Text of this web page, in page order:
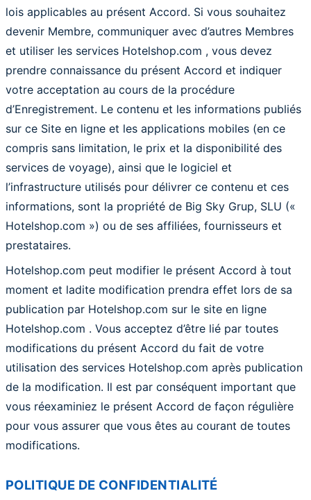
lois applicables au présent Accord. Si vous souhaitez
devenir Membre, communiquer avec d’autres Membres
et utiliser les services Hotelshop.com , vous devez
prendre connaissance du présent Accord et indiquer
votre acceptation au cours de la procédure
d’Enregistrement. Le contenu et les informations publiés
sur ce Site en ligne et les applications mobiles (en ce
compris sans limitation, le prix et la disponibilité des
services de voyage), ainsi que le logiciel et
l’infrastructure utilisés pour délivrer ce contenu et ces
informations, sont la propriété de Big Sky Grup, SLU («
Hotelshop.com ») ou de ses affiliées, fournisseurs et
prestataires.
Hotelshop.com peut modifier le présent Accord à tout
moment et ladite modification prendra effet lors de sa
publication par Hotelshop.com sur le site en ligne
Hotelshop.com . Vous acceptez d’être lié par toutes
modifications du présent Accord du fait de votre
utilisation des services Hotelshop.com après publication
de la modification. Il est par conséquent important que
vous réexaminiez le présent Accord de façon régulière
pour vous assurer que vous êtes au courant de toutes
modifications.
POLITIQUE DE CONFIDENTIALITÉ